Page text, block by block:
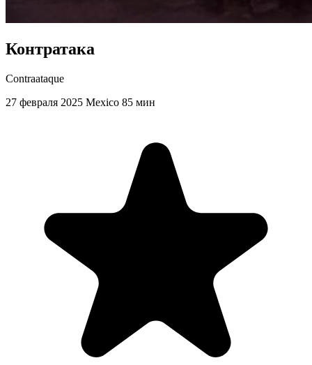
Контратака
Contraataque
27 февраля 2025 Mexico 85 мин